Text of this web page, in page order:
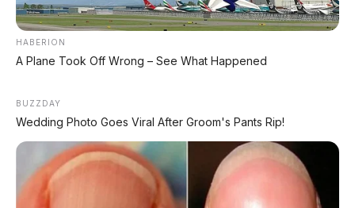
HABERION
A Plane Took Off Wrong – See What Happened
BUZZDAY
Wedding Photo Goes Viral After Groom's Pants Rip!